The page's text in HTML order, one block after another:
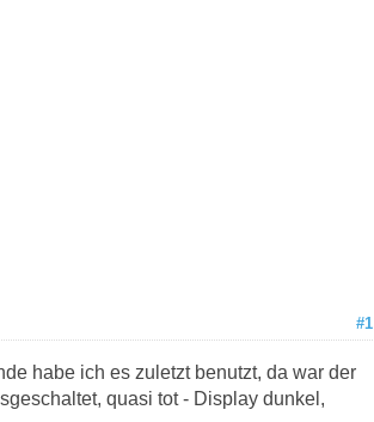
#1
habe ich es zuletzt benutzt, da war der
quasi tot - Display dunkel,